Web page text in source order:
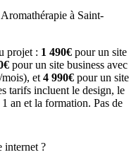
à Saint-
projet : 1 490€ pour un site
pour un site business avec
et 4 990€ pour un site
tarifs incluent le design, le
an et la formation. Pas de
internet ?